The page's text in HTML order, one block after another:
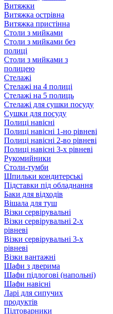
Витяжки
Витяжка острівна
Витяжка пристінна
Столи з мийками
Столи з мийками без
полиці
Столи з мийками з
полицею
Стелажі
Стелажі на 4 полиці
Стелажі на 5 полиць
Стелажі для сушки посуду
Сушки для посуду
Полиці навісні
Полиці навісні 1-но рівневі
Полиці навісні 2-во рівневі
Полиці навісні 3-х рівневі
Рукомийники
Столи-тумби
Шпильки кондитерські
Підставки під обладнання
Баки для відходів
Вішала для туш
Візки сервірувальні
Візки сервірувальні 2-х
рівневі
Візки сервірувальні 3-х
рівневі
Візки вантажні
Шафи з дверима
Шафи підлогові (напольні)
Шафи навісні
Ларі для сипучих
продуктів
Підтоварники